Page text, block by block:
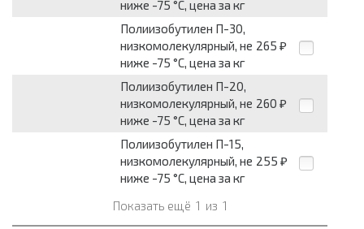
ниже -75 °С, цена за кг
Полиизобутилен П-30,
низкомолекулярный, не
ниже -75 °С, цена за кг
265 ₽
Полиизобутилен П-20,
низкомолекулярный, не
ниже -75 °С, цена за кг
260 ₽
Полиизобутилен П-15,
низкомолекулярный, не
ниже -75 °С, цена за кг
255 ₽
Показать ещё 1 из 1